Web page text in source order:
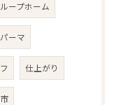
ープホーム
パーマ
仕上がり